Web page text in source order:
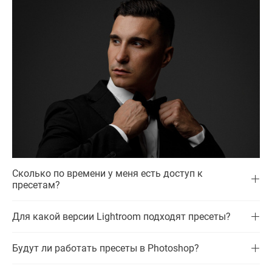
Сколько по времени у меня есть доступ к
пресетам?
Для какой версии Lightroom подходят пресеты?
Будут ли работать пресеты в Photoshop?